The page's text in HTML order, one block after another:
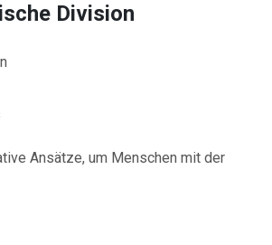
Division
Ansätze, um Menschen mit der